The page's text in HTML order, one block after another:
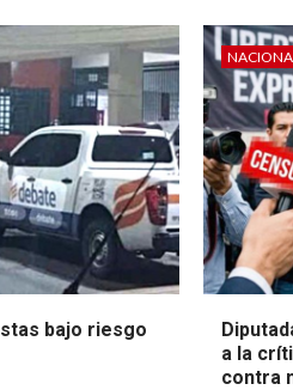
bajo riesgo
a la
contra